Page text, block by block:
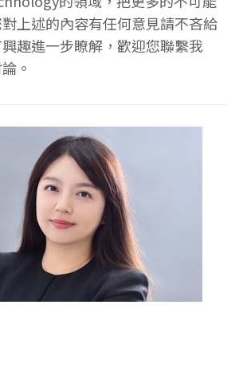
上述的內容有任何意見請不吝給
趣進一步瞭解，歡迎您聯繫我
。